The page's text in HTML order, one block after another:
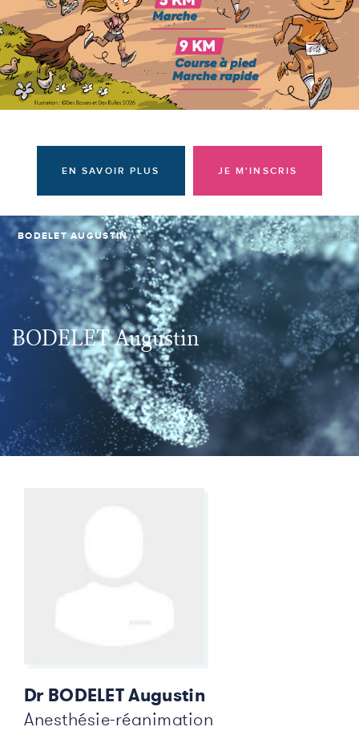
Actualités
Prendre rendez-vous
EN SAVOIR PLUS JE M'INSCRIS
BODELET AUGUSTIN
BODELET Augustin
Dr BODELET Augustin
Anesthésie-réanimation